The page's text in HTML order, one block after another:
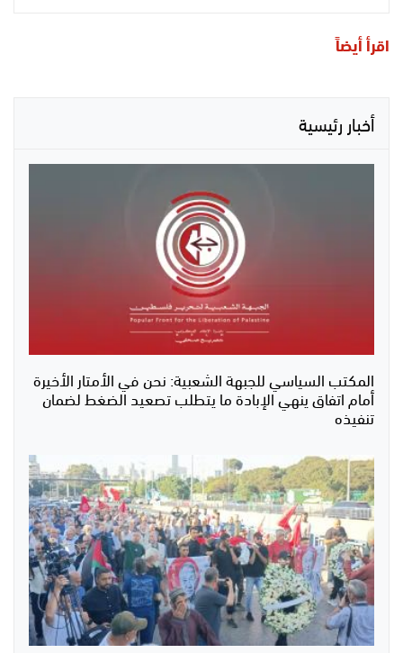
اقرأ أيضاً
أخبار رئيسية
المكتب السياسي للجبهة الشعبية: نحن في الأمتار الأخيرة
أمام اتفاق ينهي الإبادة ما يتطلب تصعيد الضغط لضمان
تنفيذه